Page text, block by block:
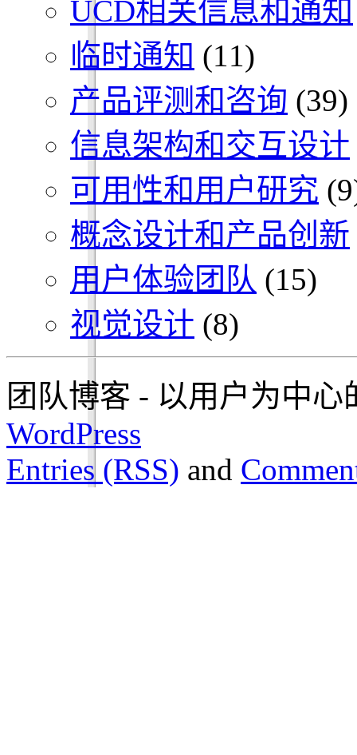
UCD相关信息和通知
临时通知 (11)
产品评测和咨询 (39)
信息架构和交互设计
可用性和用户研究
概念设计和产品创新
用户体验团队 (15)
视觉设计 (8)
团队博客 - 以用户为中心
WordPress
Entries (RSS) and